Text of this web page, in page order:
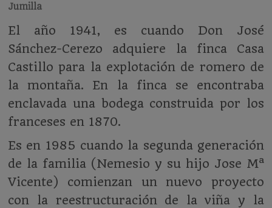
Jumilla
El año 1941, es cuando Don José
Sánchez-Cerezo adquiere la finca Casa
Castillo para la explotación de romero de
la montaña. En la finca se encontraba
enclavada una bodega construida por los
franceses en 1870.
Es en 1985 cuando la segunda generación
de la familia (Nemesio y su hijo Jose Mª
Vicente) comienzan un nuevo proyecto
con la reestructuración de la viña y la